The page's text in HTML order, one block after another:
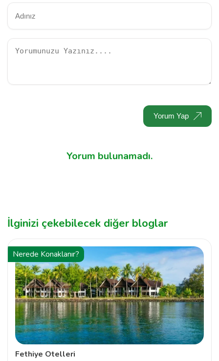
Yorum Yap
Yorum bulunamadı.
İlginizi çekebilecek diğer bloglar
Nerede Konaklanır?
Fethiye Otelleri